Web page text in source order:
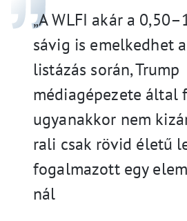
„A WLFI akár a
sávig is emelkedhet
listázás során, Trump
médiagépezete által
ugyanakkor nem
rali csak rövid életű
fogalmazott egy
nál